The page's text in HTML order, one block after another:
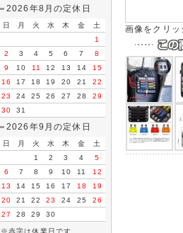
2026年8月の定休日
日 月 火 水 木 金
土
1
2
3 4 5 6 7
8
9
10 11 12 13 14
15
16
17 18 19 20 21
22
23
24 25 26 27 28
29
30
31
2026年9月の定休日
日 月 火 水 木 金
土
1
2 3 4
5
6
7 8 9 10 11
12
13
14 15 16 17 18
19
20
21 22 23 24 25
26
27
28 29 30
※赤字は休業日です
画像をクリ